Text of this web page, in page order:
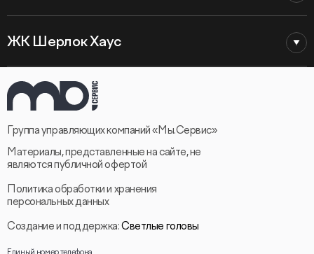
ЖК Шерлок Хаус
Группа управляющих компаний «Мы.Сервис»
Материалы, представленные на сайте, не
являются публичной офертой
Политика обработки и хранения
персональных данных
Создание и поддержка:Светлые головы
Единый номер телефона